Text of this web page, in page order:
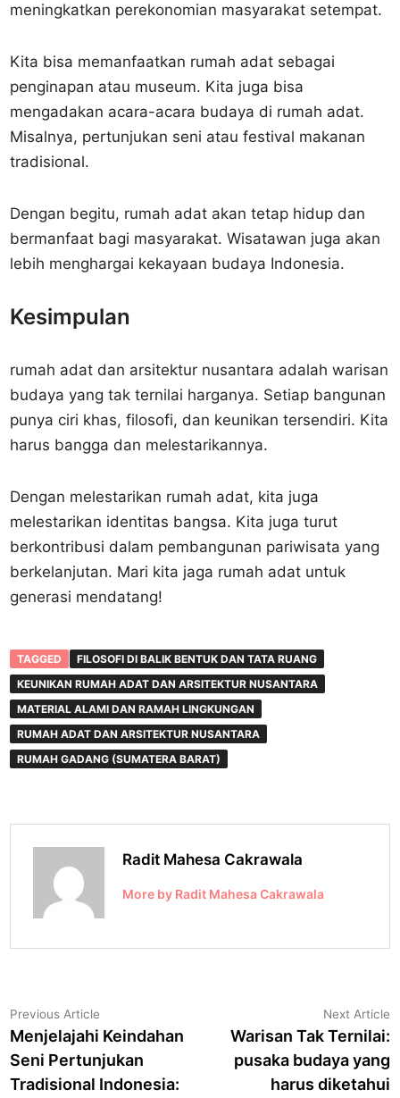
meningkatkan perekonomian masyarakat setempat.
Kita bisa memanfaatkan rumah adat sebagai
penginapan atau museum. Kita juga bisa
mengadakan acara-acara budaya di rumah adat.
Misalnya, pertunjukan seni atau festival makanan
tradisional.
Dengan begitu, rumah adat akan tetap hidup dan
bermanfaat bagi masyarakat. Wisatawan juga akan
lebih menghargai kekayaan budaya Indonesia.
Kesimpulan
rumah adat dan arsitektur nusantara adalah warisan
budaya yang tak ternilai harganya. Setiap bangunan
punya ciri khas, filosofi, dan keunikan tersendiri. Kita
harus bangga dan melestarikannya.
Dengan melestarikan rumah adat, kita juga
melestarikan identitas bangsa. Kita juga turut
berkontribusi dalam pembangunan pariwisata yang
berkelanjutan. Mari kita jaga rumah adat untuk
generasi mendatang!
TAGGED
FILOSOFI DI BALIK BENTUK DAN TATA RUANG
KEUNIKAN RUMAH ADAT DAN ARSITEKTUR NUSANTARA
MATERIAL ALAMI DAN RAMAH LINGKUNGAN
RUMAH ADAT DAN ARSITEKTUR NUSANTARA
RUMAH GADANG (SUMATERA BARAT)
Radit Mahesa Cakrawala
More by Radit Mahesa Cakrawala
Navigasi
pos
Previous Article
article:
Menjelajahi Keindahan
Seni Pertunjukan
Tradisional Indonesia:
Next Article
Warisan Tak Ternilai:
pusaka budaya yang
harus diketahui